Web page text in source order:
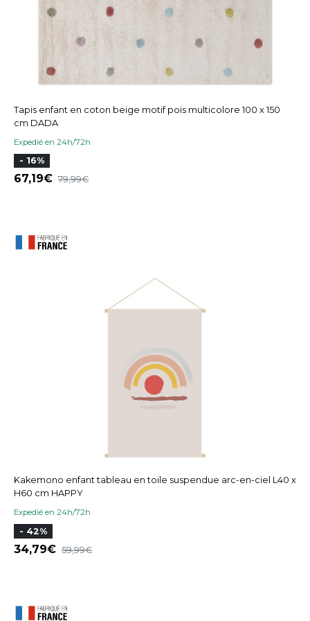
Tapis enfant en coton beige motif pois multicolore 100 x 150
cm DADA
Expedié en 24h/72h
- 16%
67,19 79,99
Kakemono enfant tableau en toile suspendue arc-en-ciel L40 x
H60 cm HAPPY
Expedié en 24h/72h
- 42%
34,79 59,99